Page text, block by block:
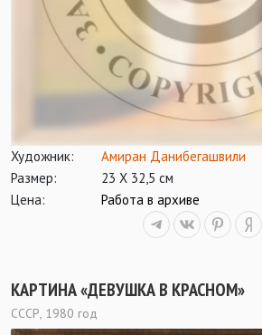
Художник:
Амиран Данибегашвили
Размер:
23 Х 32,5 см
Цена:
Работа в архиве
КАРТИНА «ДЕВУШКА В КРАСНОМ»
СССР, 1980 год